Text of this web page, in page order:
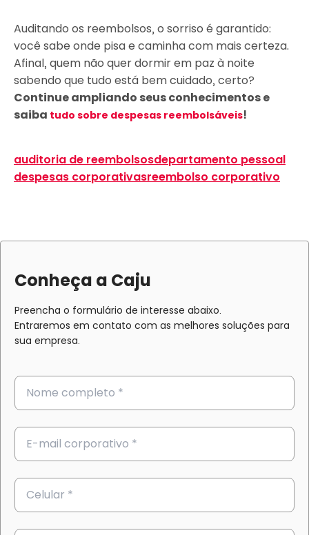
Auditando os reembolsos, o sorriso é garantido:
você sabe onde pisa e caminha com mais certeza.
Afinal, quem não quer dormir em paz à noite
sabendo que tudo está bem cuidado, certo?
Continue ampliando seus conhecimentos e
saiba tudo sobre despesas reembolsáveis!
auditoria de reembolsosdepartamento pessoal
despesas corporativasreembolso corporativo
Conheça a Caju
Preencha o formulário de interesse abaixo.
Entraremos em contato com as melhores soluções para
sua empresa.